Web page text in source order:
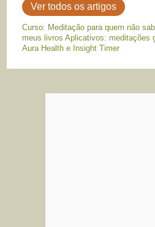
Ver todos os artigos
Curso: Meditação para quem não
meus livros Aplicativos: meditações
Aura Health e Insight Timer